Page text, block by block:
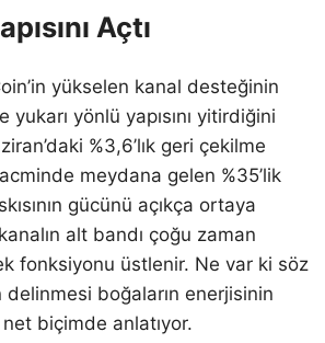
Açtı
yükselen kanal desteğinin
yukarı yönlü yapısını yitirdiğini
%3,6’lık geri çekilme
meydana gelen %35’lik
gücünü açıkça ortaya
alt bandı çoğu zaman
fonksiyonu üstlenir. Ne var ki söz
boğaların enerjisinin
biçimde anlatıyor.